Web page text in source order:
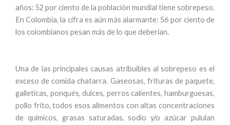
años: 52 por ciento de la población mundial tiene sobrepeso.
En Colombia, la cifra es aún más alarmante: 56 por ciento de
los colombianos pesan más de lo que deberían.
Una de las principales causas atribuibles al sobrepeso es el
exceso de comida chatarra. Gaseosas, frituras de paquete,
galleticas, ponqués, dulces, perros calientes, hamburguesas,
pollo frito, todos esos alimentos con altas concentraciones
de químicos, grasas saturadas, sodio y/o azúcar pululan